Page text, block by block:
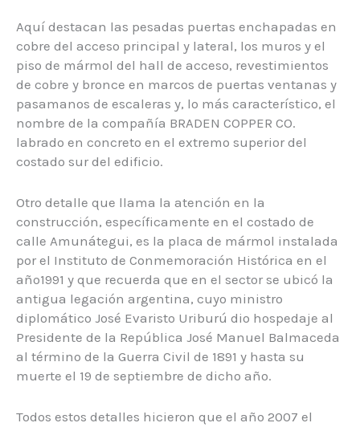
Aquí destacan las pesadas puertas enchapadas en
cobre del acceso principal y lateral, los muros y el
piso de mármol del hall de acceso, revestimientos
de cobre y bronce en marcos de puertas ventanas y
pasamanos de escaleras y, lo más característico, el
nombre de la compañía BRADEN COPPER CO.
labrado en concreto en el extremo superior del
costado sur del edificio.
Otro detalle que llama la atención en la
construcción, específicamente en el costado de
calle Amunátegui, es la placa de mármol instalada
por el Instituto de Conmemoración Histórica en el
año1991 y que recuerda que en el sector se ubicó la
antigua legación argentina, cuyo ministro
diplomático José Evaristo Uriburú dio hospedaje al
Presidente de la República José Manuel Balmaceda
al término de la Guerra Civil de 1891 y hasta su
muerte el 19 de septiembre de dicho año.
Todos estos detalles hicieron que el año 2007 el